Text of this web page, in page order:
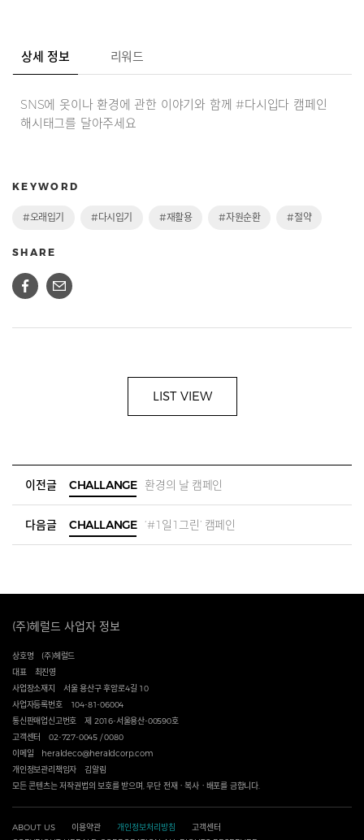
상세 정보 리워드
SNS에 옷이나 환경에 관한 이야기와 함께 #다시입다 캠페인
해시태그를 달아주세요
KEYWORD
#오래입기 #다시입기 #재활용 #자원순환 #절약
SHARE
LIST VIEW
이전글 CHALLANGE 환경의 날 캠페인
다음글 CHALLANGE ‘#1일1그린’ 캠페인
(주)헤럴드 사업자 정보
상호명
(주)헤럴드
대표
최진영
사업장소재지
서울 용산구 후암로4길 10
사업자등록번호
104-81-06004
통신판매업신고번호
제 2016-서울용산-00590호
고객센터
02-727-0045 / 0080
이메일
heraldeco@heraldcorp.com
개인정보관리책임자
김알림
모든 콘텐츠는 저작권법의 보호를 받으며, 무단 전재ㆍ복사ㆍ배포를 금합니다.
ABOUT US 이용약관 개인정보처리방침
고객센터